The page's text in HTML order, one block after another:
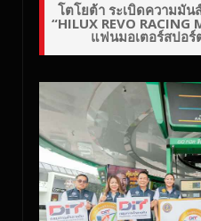
โตโยต้า ระเบิดความมั
“HILUX REVO
แฟนมอเตอร์สปอ